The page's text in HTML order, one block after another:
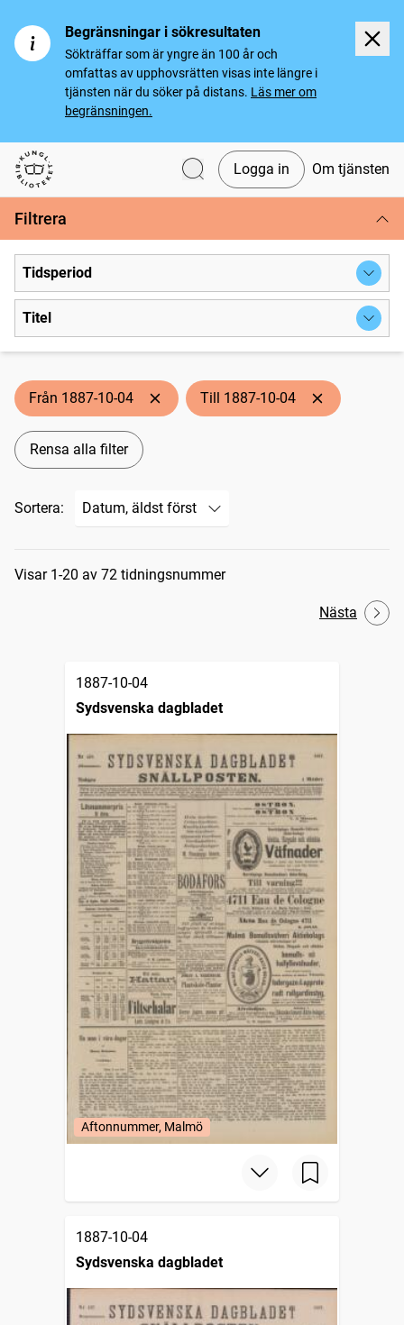
Begränsningar i sökresultaten
Sökträffar som är yngre än 100 år och
omfattas av upphovsrätten visas inte längre i
tjänsten när du söker på distans. Läs mer om
begränsningen.
Svenska tidningar
Logga in Om tjänsten
Filtrera
Tidsperiod
Titel
Från 1887-10-04 Till 1887-10-04
Rensa alla filter
Sortera:
Sökresultat
Visar 1-20 av 72 tidningsnummer
Nästa
1887-10-04
Sydsvenska dagbladet
Aftonnummer, Malmö
1887-10-04
Sydsvenska dagbladet